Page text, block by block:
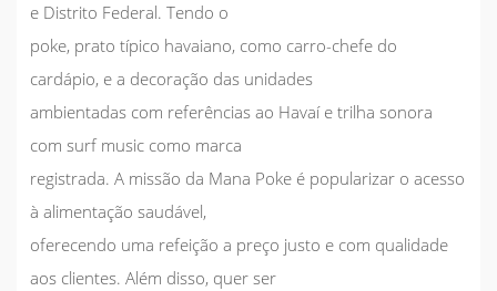
e Distrito Federal. Tendo o
poke, prato típico havaiano, como carro-chefe do
cardápio, e a decoração das unidades
ambientadas com referências ao Havaí e trilha sonora
com surf music como marca
registrada. A missão da Mana Poke é popularizar o acesso
à alimentação saudável,
oferecendo uma refeição a preço justo e com qualidade
aos clientes. Além disso, quer ser